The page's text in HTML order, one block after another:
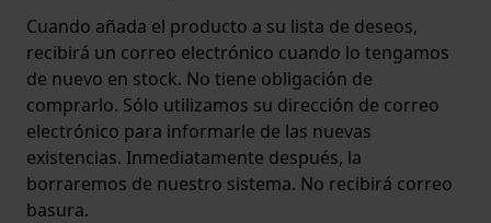
Cuando añada el producto a su lista de deseos,
recibirá un correo electrónico cuando lo tengamos
de nuevo en stock. No tiene obligación de
comprarlo. Sólo utilizamos su dirección de correo
electrónico para informarle de las nuevas
existencias. Inmediatamente después, la
borraremos de nuestro sistema. No recibirá correo
basura.